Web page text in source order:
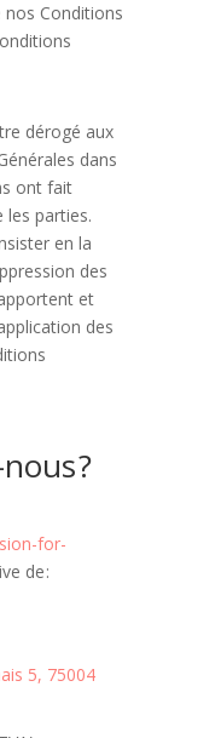
nos Conditions
dérogé aux
dans
ont fait
les parties.
en la
des
et
des
?
for-
de :
5, 75004